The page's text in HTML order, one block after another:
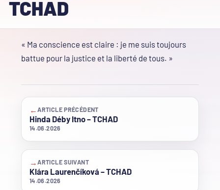
TCHAD
« Ma conscience est claire : je me suis toujours
battue pour la justice et la liberté de tous. »
←ARTICLE PRÉCÉDENT
Hinda Déby Itno – TCHAD
14.06.2026
→ARTICLE SUIVANT
Klára Laurenčíková – TCHAD
14.06.2026